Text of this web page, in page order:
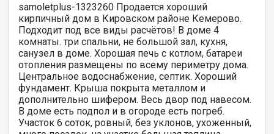
samoletplus-1323260 Продается хороший
кирпичный дом в Кировском районе Кемерово.
Подходит под все виды расчётов! В доме 4
комнаты. три спальни, не большой зал, кухня,
санузел в доме. Хорошая печь с котлом, батареи
отопления размещены по всему периметру дома.
Центральное водоснабжение, септик. Хороший
фундамент. Крыша покрыта металлом и
дополнительно шифером. Весь двор под навесом.
В доме есть подпол и в огороде есть погреб.
Участок 6 соток, ровный, без уклонов, ухоженный,